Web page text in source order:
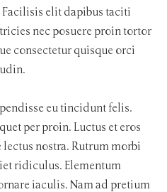
elit dapibus taciti
nec posuere proin tortor
consectetur quisque orci
eu tincidunt felis.
per proin. Luctus et eros
lectus nostra. Rutrum morbi
ridiculus. Elementum
iaculis. Nam ad pretium